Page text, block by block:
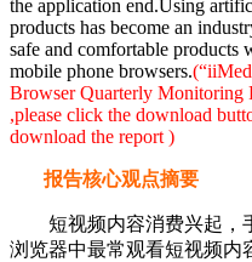
the application end.Using
products has become an
safe and comfortable
mobile phone browsers.
Browser Quarterly Monitoring
,please click the download
download the report )
报告核心观点摘要
短视频内容消费兴起，
浏览器中最常观看短视频内